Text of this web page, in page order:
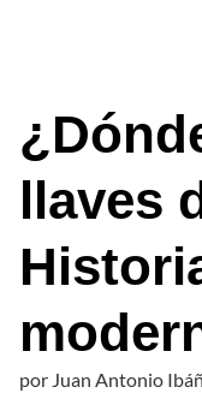
llaves
por Juan Antonio